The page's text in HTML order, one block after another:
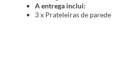
A entrega inclui:
3 x Prateleiras de parede